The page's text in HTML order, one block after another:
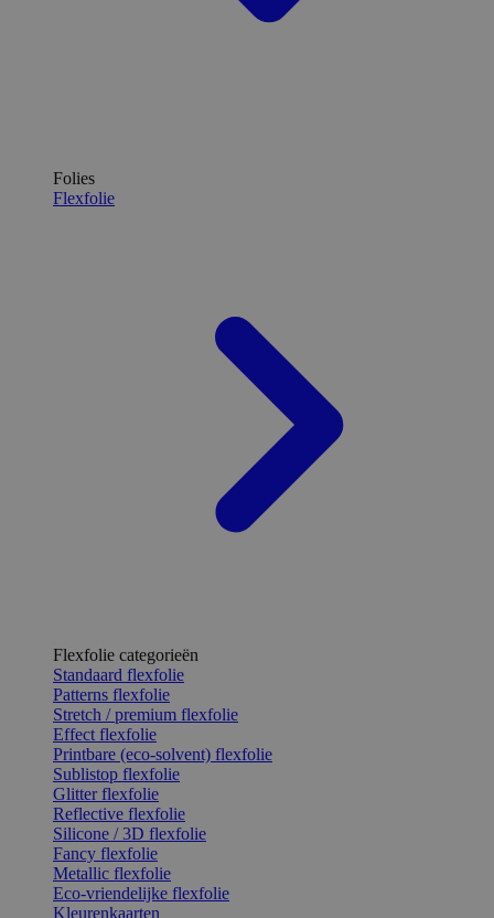
Folies
Flexfolie
Flexfolie categorieën
Standaard flexfolie
Patterns flexfolie
Stretch / premium flexfolie
Effect flexfolie
Printbare (eco-solvent) flexfolie
Sublistop flexfolie
Glitter flexfolie
Reflective flexfolie
Silicone / 3D flexfolie
Fancy flexfolie
Metallic flexfolie
Eco-vriendelijke flexfolie
Kleurenkaarten